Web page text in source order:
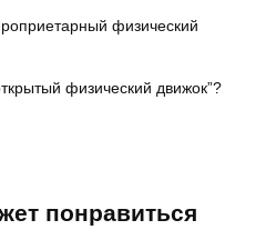
физический
физический движок”?
понравиться